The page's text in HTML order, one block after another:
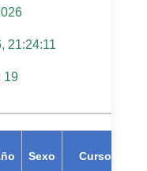
21:24:11
19
Sexo Curso